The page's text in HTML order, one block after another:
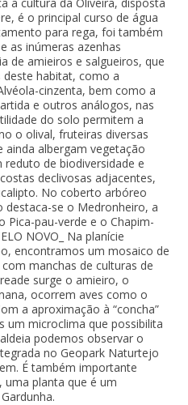
é o principal curso de água
para rega, foi também
as inúmeras azenhas
de amieiros e salgueiros, que
deste habitat, como a
cinzenta, bem como a
e outros análogos, nas
do solo permitem a
o olival, fruteiras diversas
ainda albergam vegetação
de biodiversidade e
declivosas adjacentes,
No coberto arbóreo
destaca-se o Medronheiro, a
Pica-pau-verde e o Chapim-
NOVO_ Na planície
encontramos um mosaico de
manchas de culturas de
surge o amieiro, o
ocorrem aves como o
a aproximação à “concha”
um microclima que possibilita
podemos observar o
no Geopark Naturtejo
É também importante
uma planta que é um